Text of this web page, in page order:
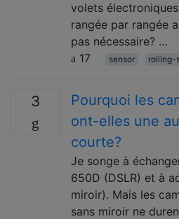
volets
rangée par rangée
pas nécessaire? …
17
sensor rolling-
3
Pourquoi les
ont-elles une
courte?
Je songe à
650D (DSLR) et à
miroir). Mais les
sans miroir ne